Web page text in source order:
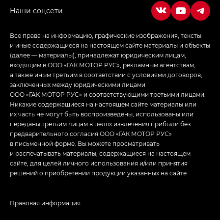
Empow — Эмпау (Empow) в комплектации
в спортивном стиле — GL(S-Style)
Все права на информацию, графические изображения, тексты
и иные содержащиеся на настоящем сайте материалы и объекты
(далее — материалы), принадлежат юридическим лицам,
входящим в ООО «ГАК МОТОР РУС», рекламным агентствам,
а также иным третьим в соответствии с условиями договоров,
заключенных между юридическими лицами
ООО «ГАК МОТОР РУС» и соответствующими третьими лицами.
Никакие содержащиеся на настоящем сайте материалы или
их часть не могут быть воспроизведены, использованы или
переданы третьим лицам в целях извлечения прибыли без
предварительного согласия ООО «ГАК МОТОР РУС»
в письменной форме. Вы можете просматривать
и распечатывать материалы, содержащиеся на настоящем
сайте, для целей личного использования и/или принятия
решений о приобретении продукции указанных на сайте.
Правовая информация